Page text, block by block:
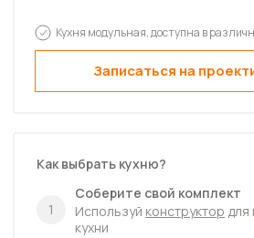
ящиками 600х820х476
В наличии
6197
Шкаф напольный Альфа с 3-мя
Шкаф-пенал напольный Альфа с
под духовку высокий
12559
Кухня модульная, доступна в
Записаться на
Как выбрать кухню?
1
Соберите свой комплект
Используй конструктор для
кухни